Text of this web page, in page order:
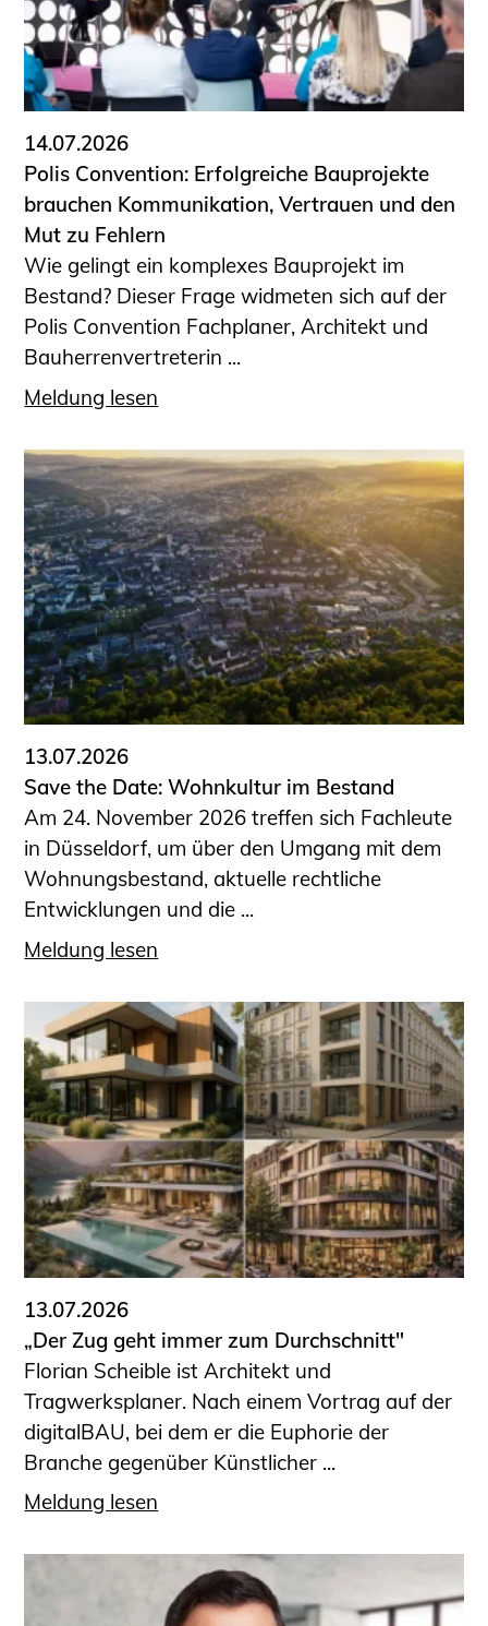
14.07.2026
Polis Convention: Erfolgreiche Bauprojekte
brauchen Kommunikation, Vertrauen und den
Mut zu Fehlern
Wie gelingt ein komplexes Bauprojekt im
Bestand? Dieser Frage widmeten sich auf der
Polis Convention Fachplaner, Architekt und
Bauherrenvertreterin ...
Meldung lesen
13.07.2026
Save the Date: Wohnkultur im Bestand
Am 24. November 2026 treffen sich Fachleute
in Düsseldorf, um über den Umgang mit dem
Wohnungsbestand, aktuelle rechtliche
Entwicklungen und die ...
Meldung lesen
13.07.2026
„Der Zug geht immer zum Durchschnitt"
Florian Scheible ist Architekt und
Tragwerksplaner. Nach einem Vortrag auf der
digitalBAU, bei dem er die Euphorie der
Branche gegenüber Künstlicher ...
Meldung lesen